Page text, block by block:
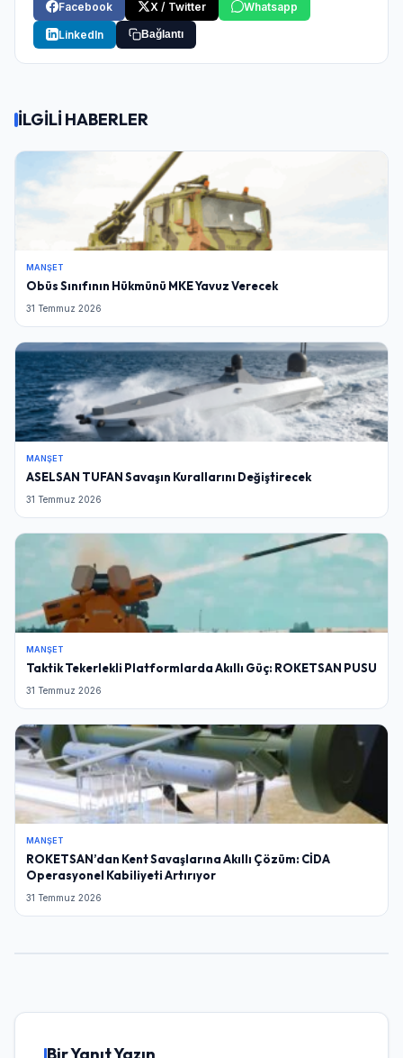
Facebook X / Twitter Whatsapp
LinkedIn Bağlantı
İLGİLİ HABERLER
MANŞET
Obüs Sınıfının Hükmünü MKE Yavuz Verecek
31 Temmuz 2026
MANŞET
ASELSAN TUFAN Savaşın Kurallarını Değiştirecek
31 Temmuz 2026
MANŞET
Taktik Tekerlekli Platformlarda Akıllı Güç: ROKETSAN PUSU
31 Temmuz 2026
MANŞET
ROKETSAN’dan Kent Savaşlarına Akıllı Çözüm: CİDA
Operasyonel Kabiliyeti Artırıyor
31 Temmuz 2026